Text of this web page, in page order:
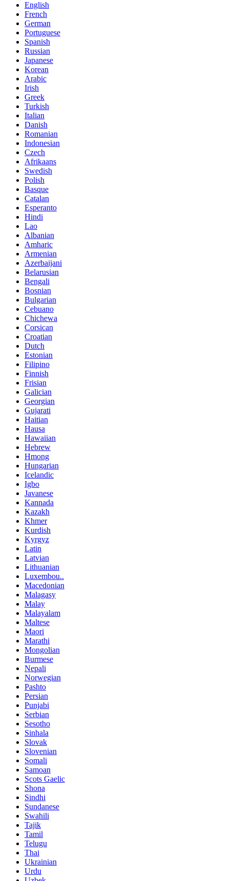
English
French
German
Portuguese
Spanish
Russian
Japanese
Korean
Arabic
Irish
Greek
Turkish
Italian
Danish
Romanian
Indonesian
Czech
Afrikaans
Swedish
Polish
Basque
Catalan
Esperanto
Hindi
Lao
Albanian
Amharic
Armenian
Azerbaijani
Belarusian
Bengali
Bosnian
Bulgarian
Cebuano
Chichewa
Corsican
Croatian
Dutch
Estonian
Filipino
Finnish
Frisian
Galician
Georgian
Gujarati
Haitian
Hausa
Hawaiian
Hebrew
Hmong
Hungarian
Icelandic
Igbo
Javanese
Kannada
Kazakh
Khmer
Kurdish
Kyrgyz
Latin
Latvian
Lithuanian
Luxembou..
Macedonian
Malagasy
Malay
Malayalam
Maltese
Maori
Marathi
Mongolian
Burmese
Nepali
Norwegian
Pashto
Persian
Punjabi
Serbian
Sesotho
Sinhala
Slovak
Slovenian
Somali
Samoan
Scots Gaelic
Shona
Sindhi
Sundanese
Swahili
Tajik
Tamil
Telugu
Thai
Ukrainian
Urdu